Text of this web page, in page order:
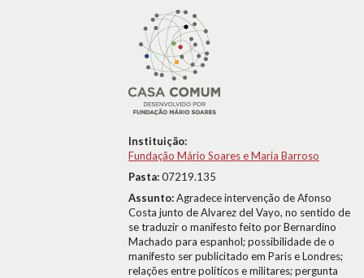
Instituição:
Fundação Mário Soares e Maria Barroso
Pasta:07219.135
Assunto:Agradece intervenção de Afonso
Costa junto de Alvarez del Vayo, no sentido de
se traduzir o manifesto feito por Bernardino
Machado para espanhol; possibilidade de o
manifesto ser publicitado em Paris e Londres;
relações entre políticos e militares; pergunta